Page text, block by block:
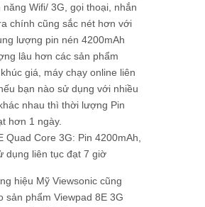
Wifi/ 3G, gọi thoại, nhắn
chính cũng sắc nét hơn với
lượng pin nén 4200mAh
lâu hơn các sản phẩm
giá, máy chạy online liên
bạn nào sử dụng với nhiều
nhau thì thời lượng Pin
hơn 1 ngày.
Quad Core 3G: Pin 4200mAh,
dụng liên tục đạt 7 giờ
hiệu Mỹ Viewsonic cũng
sản phẩm Viewpad 8E 3G